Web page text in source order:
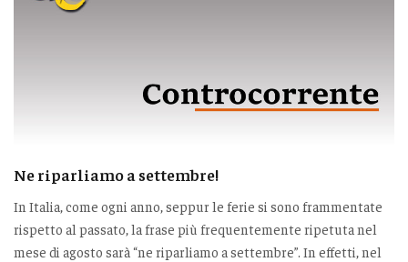
Ne riparliamo a settembre!
In Italia, come ogni anno, seppur le ferie si sono frammentate
rispetto al passato, la frase più frequentemente ripetuta nel
mese di agosto sarà “ne riparliamo a settembre”. In effetti, nel